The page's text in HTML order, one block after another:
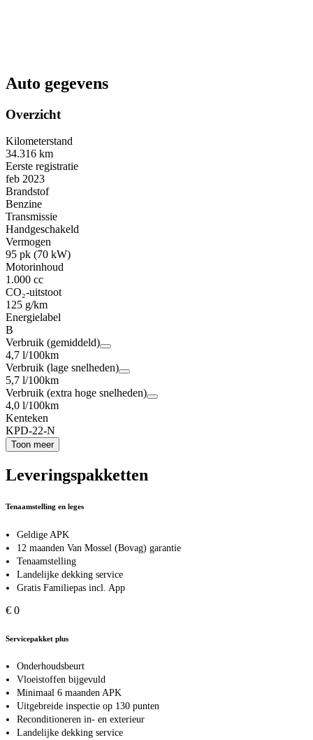
Auto gegevens
Overzicht
Kilometerstand
34.316 km
Eerste registratie
feb 2023
Brandstof
Benzine
Transmissie
Handgeschakeld
Vermogen
95 pk (70 kW)
Motorinhoud
1.000 cc
CO₂-uitstoot
125 g/km
Energielabel
B
Verbruik (gemiddeld)
4,7 l/100km
Verbruik (lage snelheden)
5,7 l/100km
Verbruik (extra hoge snelheden)
4,0 l/100km
Kenteken
KPD-22-N
Toon meer
Leveringspakketten
Tenaamstelling en leges
Geldige APK
12 maanden Van Mossel (Bovag) garantie
Tenaamstelling
Landelijke dekking service
Gratis Familiepas incl. App
€ 0
Servicepakket plus
Onderhoudsbeurt
Vloeistoffen bijgevuld
Minimaal 6 maanden APK
Uitgebreide inspectie op 130 punten
Reconditioneren in- en exterieur
Landelijke dekking service